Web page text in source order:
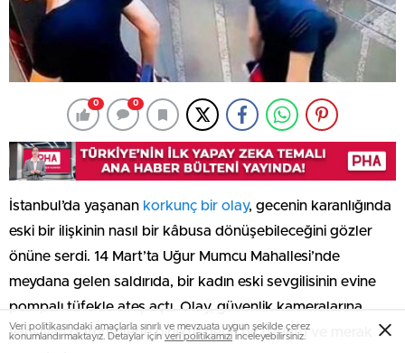
0 0
İstanbul’da yaşanan korkunç bir olay, gecenin karanlığında
eski bir ilişkinin nasıl bir kâbusa dönüşebileceğini gözler
önüne serdi. 14 Mart’ta Uğur Mumcu Mahallesi’nde
meydana gelen saldırıda, bir kadın eski sevgilisinin evine
pompalı tüfekle ateş açtı. Olay, güvenlik kameralarına
yansıyan görüntülerle birlikte derin bir üzüntü ve merak
Veri politikasındaki amaçlarla sınırlı ve mevzuata uygun şekilde çerez
konumlandırmaktayız. Detaylar için veri politikamızı inceleyebilirsiniz.